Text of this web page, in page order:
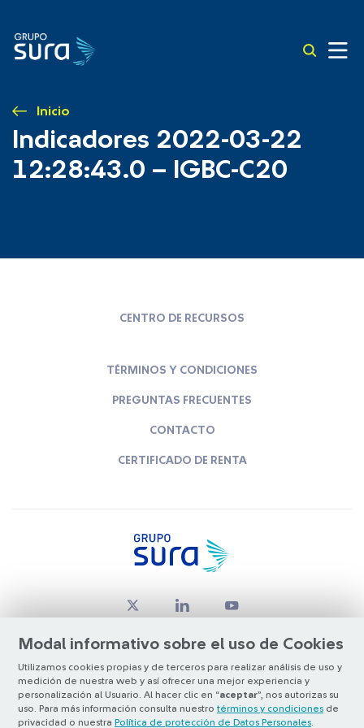
Inicio
Indicadores 2022-03-22
12:28:43.0 – IGBC-C20
Modal informativo sobre el uso de Cookies
Utilizamos cookies propias y de terceros para realizar análisis de uso y
medición de nuestra web y así ofrecer una mejor experiencia y
personalización al Usuario. Al hacer clic en “aceptar”, nos autorizas su
uso. Para más información consulta nuestro términos y condiciones de
privacidad o nuestra Política de protección de Datos Personales
CENTRO DE RECURSOS
TÉRMINOS Y CONDICIONES
PREGUNTAS FRECUENTES
CONTACTO
CERTIFICADO DE RENTA
© Copyright Grupo SURA 2026